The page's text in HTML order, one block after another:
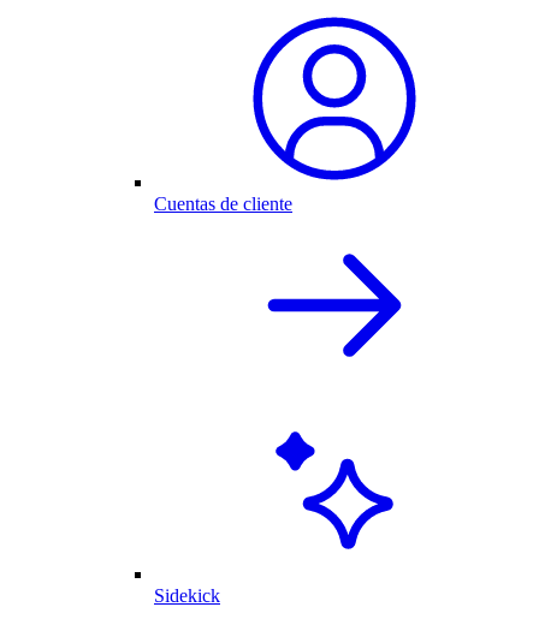
Cuentas de cliente
Sidekick